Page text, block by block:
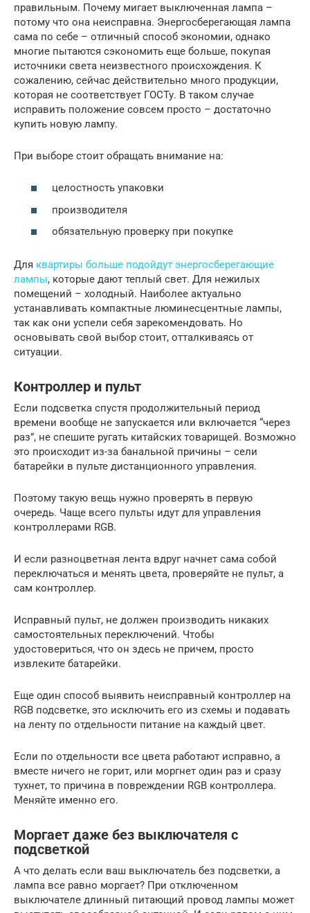
правильным. Почему мигает выключенная лампа –
потому что она неисправна. Энергосберегающая лампа
сама по себе – отличный способ экономии, однако
многие пытаются сэкономить еще больше, покупая
источники света неизвестного происхождения. К
сожалению, сейчас действительно много продукции,
которая не соответствует ГОСТу. В таком случае
исправить положение совсем просто – достаточно
купить новую лампу.
При выборе стоит обращать внимание на:
целостность упаковки
производителя
обязательную проверку при покупке
Для квартиры больше подойдут энергосберегающие
лампы, которые дают теплый свет. Для нежилых
помещений – холодный. Наиболее актуально
устанавливать компактные люминесцентные лампы,
так как они успели себя зарекомендовать. Но
основывать свой выбор стоит, отталкиваясь от
ситуации.
Контроллер и пульт
Если подсветка спустя продолжительный период
времени вообще не запускается или включается “через
раз”, не спешите ругать китайских товарищей. Возможно
это происходит из-за банальной причины – сели
батарейки в пульте дистанционного управления.
Поэтому такую вещь нужно проверять в первую
очередь. Чаще всего пульты идут для управления
контроллерами RGB.
И если разноцветная лента вдруг начнет сама собой
переключаться и менять цвета, проверяйте не пульт, а
сам контроллер.
Исправный пульт, не должен производить никаких
самостоятельных переключений. Чтобы
удостовериться, что он здесь не причем, просто
извлеките батарейки.
Еще один способ выявить неисправный контроллер на
RGB подсветке, это исключить его из схемы и подавать
на ленту по отдельности питание на каждый цвет.
Если по отдельности все цвета работают исправно, а
вместе ничего не горит, или моргнет один раз и сразу
тухнет, то причина в повреждении RGB контроллера.
Меняйте именно его.
Моргает даже без выключателя с
подсветкой
А что делать если ваш выключатель без подсветки, а
лампа все равно моргает? При отключенном
выключателе длинный питающий провод лампы может